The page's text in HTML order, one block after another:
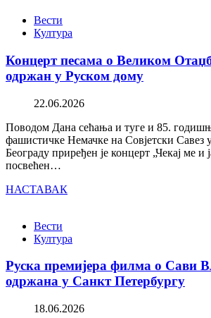
Вести
Култура
Концерт песама о Великом
одржан у Руском дому
22.06.2026
Поводом Дана сећања и туге и 85.
фашистичке Немачке на Совјетски Савез
Београду приређен је концерт „Чекај ме и
посвећен…
НАСТАВАК
Вести
Култура
Руска премијера филма о Сави
одржана у Санкт Петербургу
18.06.2026